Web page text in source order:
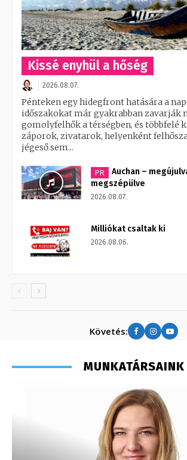
Kissé enyhül a hőség
2026.08.07.
Pénteken egy hidegfront hatására a
időszakokat már gyakrabban zavarják
gomolyfelhők a térségben, és többfelé
záporok, zivatarok, helyenként
jégeső sem...
PR
Auchan –
megszépülve
2026.08.07.
Milliókat csaltak ki
2026.08.06.
Követés:
MUNKATÁRSAINK